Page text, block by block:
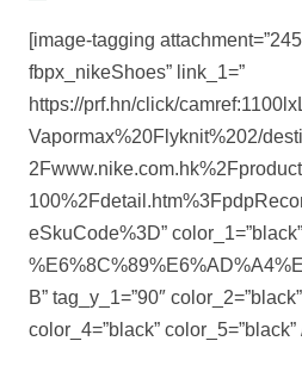
[image-tagging
fbpx_nikeShoes” link_1=”
https://prf.hn/click/
Vapormax%20Flyknit%202/
eSkuCode%3D”
B” tag_y_1=”90″
color_4=”black” color_5=”black”